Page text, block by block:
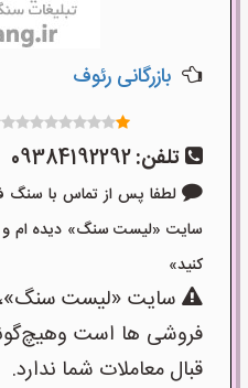
بازرگانی رئوف
تلفن:09384192292
لطفا پس از تماس با سنگ
کنید»
سایت «لیست
فروشی ها است
قبال معاملات شما ندارد.